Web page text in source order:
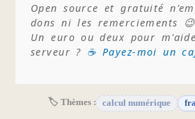
Open source et gratuité
dons ni les remerciements 😉
Un euro ou deux pour
serveur ? ☕ Payez-moi un
🏷 Thèmes : calcul numérique